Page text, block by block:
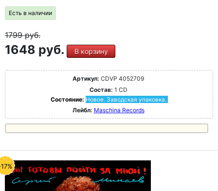
Есть в наличии
1799руб.
1648 руб. В корзину
Артикул: CDVP 4052709
Состав: 1 CD
Состояние: Новое. Заводская упаковка.
Лейбл: Maschina Records